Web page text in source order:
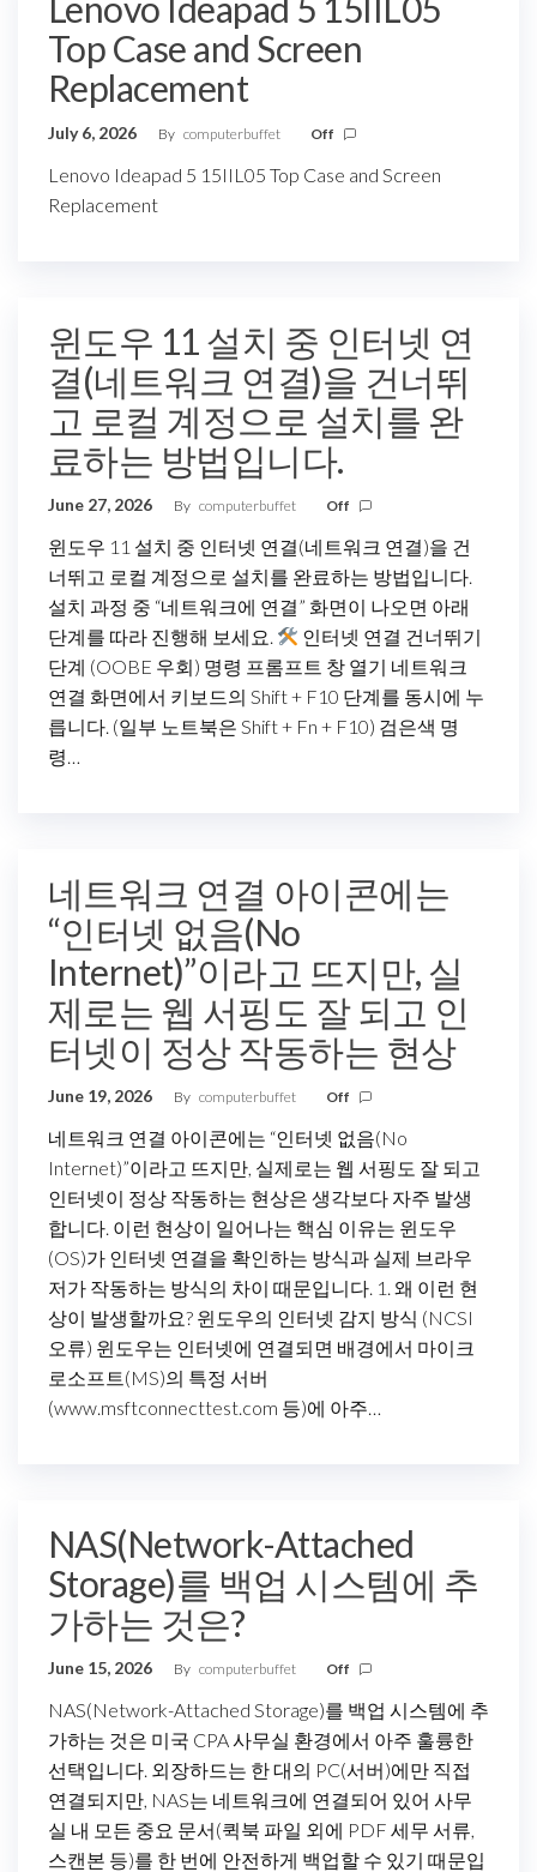
Top Case and Screen
Replacement
July 6, 2026 By computerbuffet Off
Lenovo Ideapad 5 15IIL05 Top Case and Screen
Replacement
윈도우 11 설치 중 인터넷 연
결(네트워크 연결)을 건너뛰
고 로컬 계정으로 설치를 완
료하는 방법입니다.
June 27, 2026 By computerbuffet Off
윈도우 11 설치 중 인터넷 연결(네트워크 연결)을 건
너뛰고 로컬 계정으로 설치를 완료하는 방법입니다.
설치 과정 중 “네트워크에 연결” 화면이 나오면 아래
단계를 따라 진행해 보세요.
인터넷 연결 건너뛰기
단계 (OOBE 우회) 명령 프롬프트 창 열기 네트워크
연결 화면에서 키보드의 Shift + F10 단계를 동시에 누
릅니다. (일부 노트북은 Shift + Fn + F10) 검은색 명
령…
네트워크 연결 아이콘에는
“인터넷 없음(No
Internet)”이라고 뜨지만, 실
제로는 웹 서핑도 잘 되고 인
터넷이 정상 작동하는 현상
June 19, 2026 By computerbuffet Off
네트워크 연결 아이콘에는 “인터넷 없음(No
Internet)”이라고 뜨지만, 실제로는 웹 서핑도 잘 되고
인터넷이 정상 작동하는 현상은 생각보다 자주 발생
합니다. 이런 현상이 일어나는 핵심 이유는 윈도우
(OS)가 인터넷 연결을 확인하는 방식과 실제 브라우
저가 작동하는 방식의 차이 때문입니다. 1. 왜 이런 현
상이 발생할까요? 윈도우의 인터넷 감지 방식 (NCSI
오류) 윈도우는 인터넷에 연결되면 배경에서 마이크
로소프트(MS)의 특정 서버
(www.msftconnecttest.com 등)에 아주…
NAS(Network-Attached
Storage)를 백업 시스템에 추
가하는 것은?
June 15, 2026 By computerbuffet Off
NAS(Network-Attached Storage)를 백업 시스템에 추
가하는 것은 미국 CPA 사무실 환경에서 아주 훌륭한
선택입니다. 외장하드는 한 대의 PC(서버)에만 직접
연결되지만, NAS는 네트워크에 연결되어 있어 사무
실 내 모든 중요 문서(퀵북 파일 외에 PDF 세무 서류,
스캔본 등)를 한 번에 안전하게 백업할 수 있기 때문입